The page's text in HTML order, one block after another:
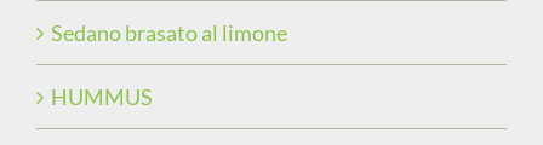
Sedano brasato al limone
HUMMUS